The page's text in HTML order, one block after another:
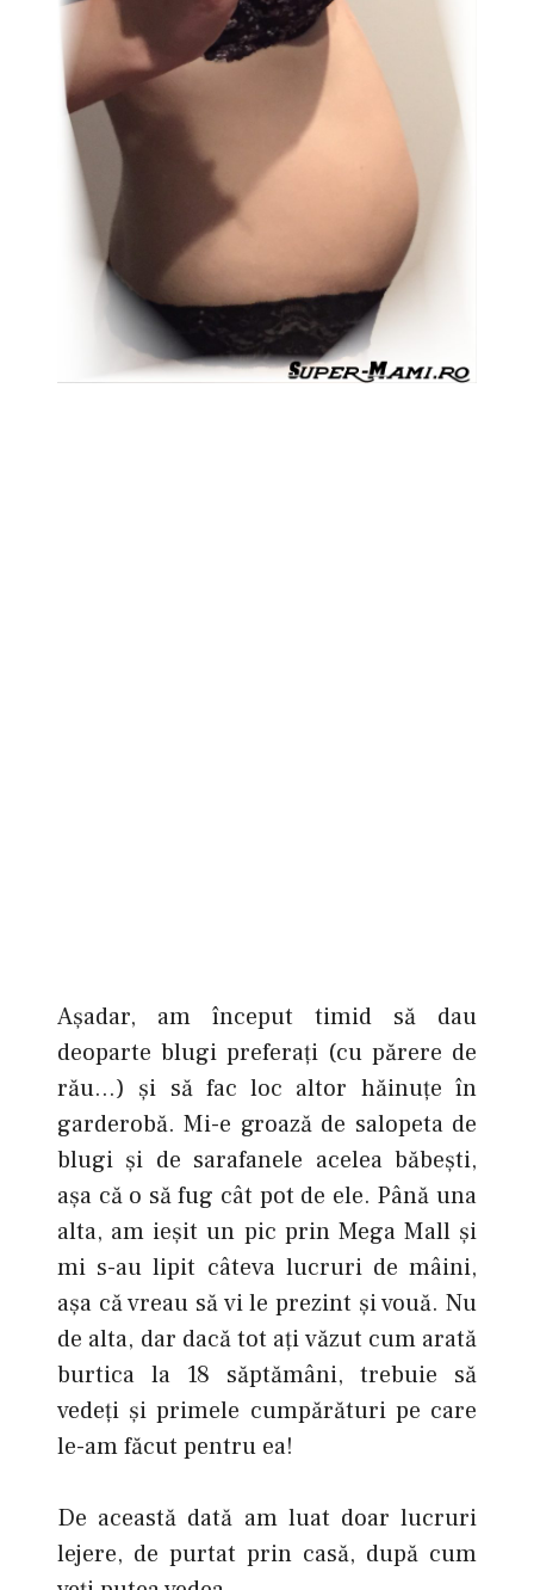
Aşadar, am început timid să dau
deoparte blugi preferaţi (cu părere de
rău…) şi să fac loc altor hăinuţe în
garderobă. Mi-e groază de salopeta de
blugi şi de sarafanele acelea băbeşti,
aşa că o să fug cât pot de ele. Până una
alta, am ieşit un pic prin Mega Mall şi
mi s-au lipit câteva lucruri de mâini,
aşa că vreau să vi le prezint şi vouă. Nu
de alta, dar dacă tot aţi văzut cum arată
burtica la 18 săptămâni, trebuie să
vedeţi şi primele cumpărături pe care
le-am făcut pentru ea!
De această dată am luat doar lucruri
lejere, de purtat prin casă, după cum